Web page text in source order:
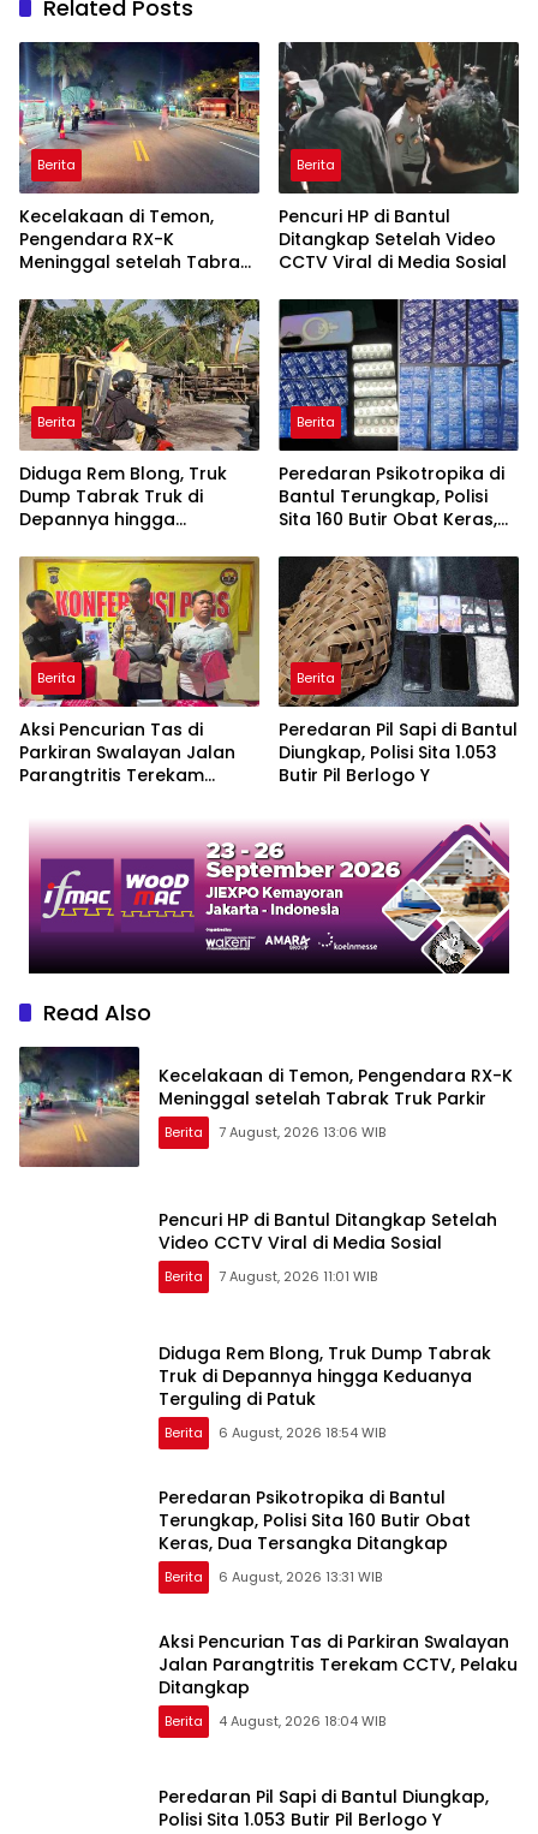
Related Posts
Berita
Kecelakaan di Temon,
Pengendara RX-K
Meninggal setelah Tabrak
Berita
Pencuri HP di Bantul
Ditangkap Setelah Video
CCTV Viral di Media Sosial
Berita
Diduga Rem Blong, Truk
Dump Tabrak Truk di
Depannya hingga
Patuk
Berita
Peredaran Psikotropika di
Bantul Terungkap, Polisi
Sita 160 Butir Obat Keras,
Berita
Aksi Pencurian Tas di
Parkiran Swalayan Jalan
Parangtritis Terekam
Berita
Peredaran Pil Sapi di Bantul
Diungkap, Polisi Sita 1.053
Butir Pil Berlogo Y
Read Also
Kecelakaan di Temon, Pengendara RX-K
Meninggal setelah Tabrak Truk Parkir
Berita 7 August, 2026 13:06 WIB
Pencuri HP di Bantul Ditangkap Setelah
Video CCTV Viral di Media Sosial
Berita 7 August, 2026 11:01 WIB
Diduga Rem Blong, Truk Dump Tabrak
Truk di Depannya hingga Keduanya
Terguling di Patuk
Berita 6 August, 2026 18:54 WIB
Peredaran Psikotropika di Bantul
Terungkap, Polisi Sita 160 Butir Obat
Keras, Dua Tersangka Ditangkap
Berita 6 August, 2026 13:31 WIB
Aksi Pencurian Tas di Parkiran Swalayan
Jalan Parangtritis Terekam CCTV, Pelaku
Ditangkap
Berita 4 August, 2026 18:04 WIB
Peredaran Pil Sapi di Bantul Diungkap,
Polisi Sita 1.053 Butir Pil Berlogo Y